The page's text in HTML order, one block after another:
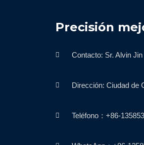
Precisión
Contacto: Sr. Alvin Jin
Dirección: Ciudad de
Teléfono：+86-